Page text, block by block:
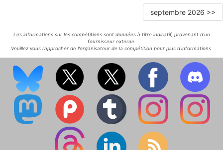
septembre 2026 >>
Les informations sur les compétitions sont données à titre indicatif, provenant d'un
fournisseur externe.
Veuillez vous rapprocher de l'organisateur de la compétition pour plus d'informations.